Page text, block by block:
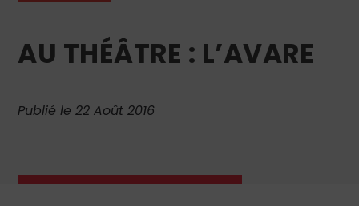
AU THÉÂTRE : L’AVARE
Publié le 22 Août 2016